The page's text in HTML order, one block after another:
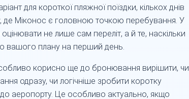
для короткої пляжної поїздки, кількох днів
де Міконос є головною точкою перебування. У
не лише сам переліт, а й те, наскільки
вашого плану на перший день.
корисно ще до бронювання вирішити, чи
одразу, чи логічніше зробити коротку
аеропорту. Це особливо актуально, якщо